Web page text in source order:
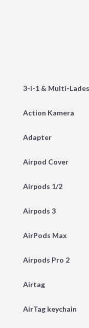
3-i-1 & Multi-
Action Kamera
Adapter
Airpod Cover
Airpods 1/2
Airpods 3
AirPods Max
Airpods Pro 2
Airtag
AirTag keychain